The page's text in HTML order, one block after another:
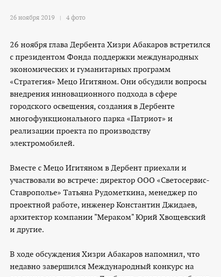
СЛУЖБА ПО КОНТРАКТУ
26 ноября 2019 4 фото
26 ноября глава Дербента Хизри Абакаров встретился
с президентом Фонда поддержки международных
экономических и гуманитарных программ
«Стратегия» Мецо Игитяном. Они обсудили вопросы
внедрения инновационного подхода в сфере
городского освещения, создания в Дербенте
многофункционального парка «Патриот» и
реализации проекта по производству
электромобилей.
Вместе с Мецо Игитяном в Дербент приехали и
участвовали во встрече: директор ООО «Светосервис-
Ставрополье» Татьяна Рудометкина, менеджер по
проектной работе, инженер Константин Джидаев,
архитектор компании "Мераком" Юрий Хвощевский
и другие.
В ходе обсуждения Хизри Абакаров напомнил, что
недавно завершился Международный конкурс на